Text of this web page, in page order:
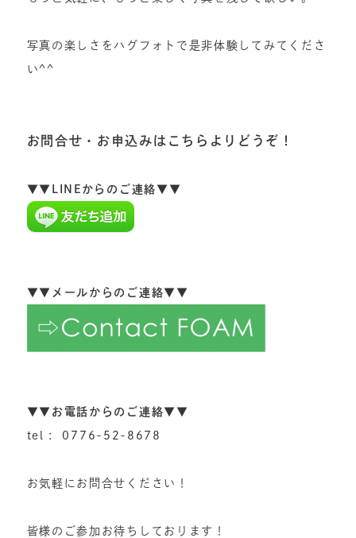
写真の楽しさをハグフォトで是非体験してみてくださ
い^^
お問合せ・お申込みはこちらよりどうぞ！
▼▼LINEからのご連絡▼▼
▼▼メールからのご連絡▼▼
▼▼お電話からのご連絡▼▼
tel : 0776-52-8678
お気軽にお問合せください！
皆様のご参加お待ちしております！